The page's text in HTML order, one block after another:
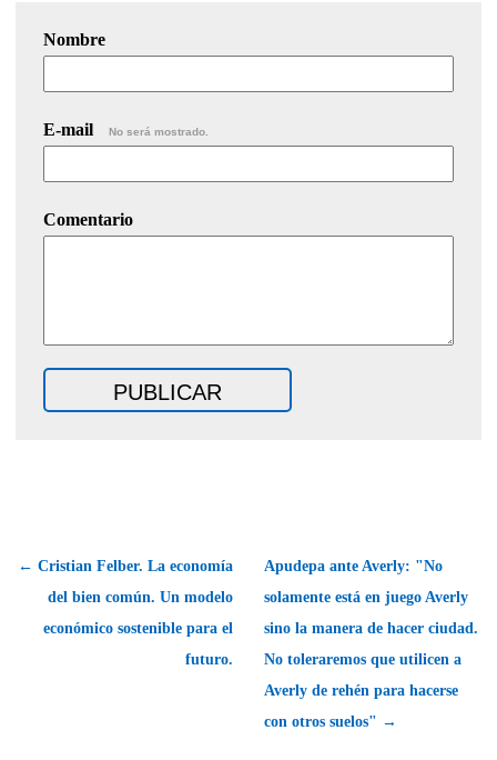
Nombre
E-mail No será mostrado.
Comentario
← Cristian Felber. La economía
del bien común. Un modelo
económico sostenible para el
futuro.
Apudepa ante Averly: "No
solamente está en juego Averly
sino la manera de hacer ciudad.
No toleraremos que utilicen a
Averly de rehén para hacerse
con otros suelos" →